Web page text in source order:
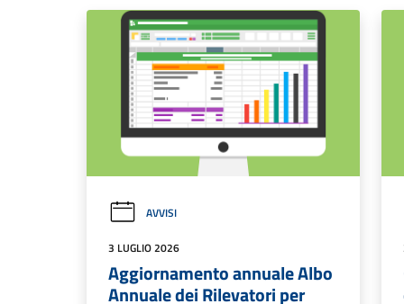
AVVISI
3 LUGLIO 2026
Aggiornamento annuale Albo
Annuale dei Rilevatori per